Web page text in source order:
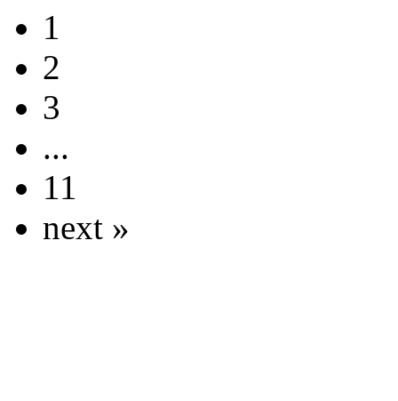
1
2
3
...
11
next »